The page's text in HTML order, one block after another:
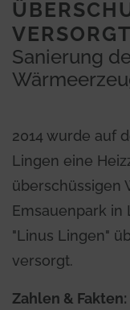
VERSORGT
Sanierung
2014 wurde auf
Lingen eine
überschüssigen
Emsauenpark in
"Linus Lingen"
versorgt.
Zahlen & Fakten: